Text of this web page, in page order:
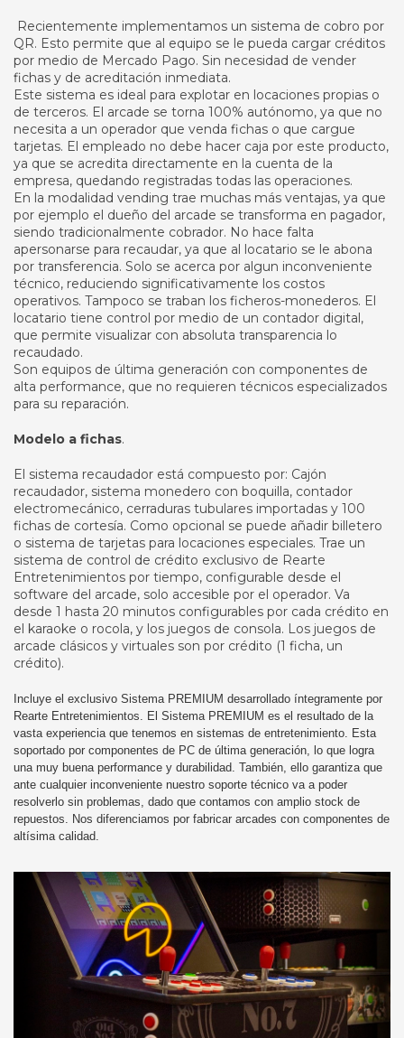
Recientemente implementamos un sistema de cobro por
QR. Esto permite que al equipo se le pueda cargar créditos
por medio de Mercado Pago. Sin necesidad de vender
fichas y de acreditación inmediata.
Este sistema es ideal para explotar en locaciones propias o
de terceros. El arcade se torna 100% autónomo, ya que no
necesita a un operador que venda fichas o que cargue
tarjetas. El empleado no debe hacer caja por este producto,
ya que se acredita directamente en la cuenta de la
empresa, quedando registradas todas las operaciones.
En la modalidad vending trae muchas más ventajas, ya que
por ejemplo el dueño del arcade se transforma en pagador,
siendo tradicionalmente cobrador. No hace falta
apersonarse para recaudar, ya que al locatario se le abona
por transferencia. Solo se acerca por algun inconveniente
técnico, reduciendo significativamente los costos
operativos. Tampoco se traban los ficheros-monederos. El
locatario tiene control por medio de un contador digital,
que permite visualizar con absoluta transparencia lo
recaudado.
Son equipos de última generación con componentes de
alta performance, que no requieren técnicos especializados
para su reparación.
Modelo a fichas.
El sistema recaudador está compuesto por: Cajón
recaudador, sistema monedero con boquilla, contador
electromecánico, cerraduras tubulares importadas y 100
fichas de cortesía. Como opcional se puede añadir billetero
o sistema de tarjetas para locaciones especiales. Trae un
sistema de control de crédito exclusivo de Rearte
Entretenimientos por tiempo, configurable desde el
software del arcade, solo accesible por el operador. Va
desde 1 hasta 20 minutos configurables por cada crédito en
el karaoke o rocola, y los juegos de consola. Los juegos de
arcade clásicos y virtuales son por crédito (1 ficha, un
crédito).
Incluye el exclusivo Sistema PREMIUM desarrollado íntegramente por
Rearte Entretenimientos. El Sistema PREMIUM es el resultado de la
vasta experiencia que tenemos en sistemas de entretenimiento. Esta
soportado por componentes de PC de última generación, lo que logra
una muy buena performance y durabilidad. También, ello garantiza que
ante cualquier inconveniente nuestro soporte técnico va a poder
resolverlo sin problemas, dado que contamos con amplio stock de
repuestos. Nos diferenciamos por fabricar arcades con componentes de
altísima calidad.